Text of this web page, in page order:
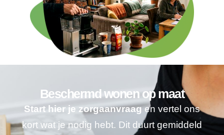
Beschermd wonen op maat
Start hier je zorgaanvraagen vertel ons
kort wat je nodig hebt. Dit duurt gemiddeld